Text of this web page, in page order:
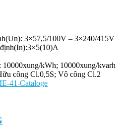
3×57,5/100V – 3×240/415V
10000xung/kWh; 10000xung/kvarh
công Cl.0,5S; Vô công Cl.2
41-Cataloge